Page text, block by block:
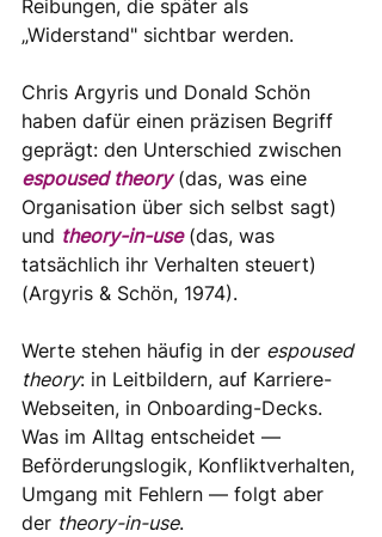
Reibungen, die später als
„Widerstand" sichtbar werden.
Chris Argyris und Donald Schön
haben dafür einen präzisen Begriff
geprägt: den Unterschied zwischen
espoused theory (das, was eine
Organisation über sich selbst sagt)
und theory-in-use (das, was
tatsächlich ihr Verhalten steuert)
(Argyris & Schön, 1974).
Werte stehen häufig in der espoused
theory: in Leitbildern, auf Karriere-
Webseiten, in Onboarding-Decks.
Was im Alltag entscheidet —
Beförderungslogik, Konfliktverhalten,
Umgang mit Fehlern — folgt aber
der theory-in-use.